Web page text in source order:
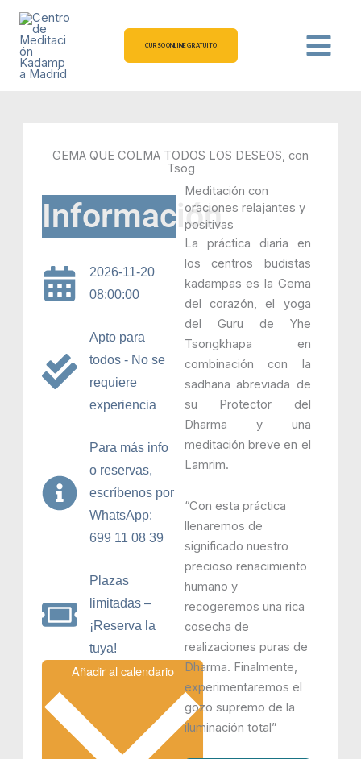
contenido
CURSO ONLINE GRATUITO
GEMA QUE COLMA TODOS LOS DESEOS, con
Tsog
Información
2026-11-20
08:00:00
Apto para
todos - No se
requiere
experiencia
Para más info
o reservas,
escríbenos por
WhatsApp:
699 11 08 39
Plazas
limitadas –
¡Reserva la
tuya!
Añadir al calendario
Meditación con
oraciones relajantes y
positivas
La práctica diaria en
los centros budistas
kadampas es la Gema
del corazón, el yoga
del Guru de Yhe
Tsongkhapa en
combinación con la
sadhana abreviada de
su Protector del
Dharma y una
meditación breve en el
Lamrim.
“Con esta práctica
llenaremos de
significado nuestro
precioso renacimiento
humano y
recogeremos una rica
cosecha de
realizaciones puras de
Dharma. Finalmente,
experimentaremos el
gozo supremo de la
iluminación total”